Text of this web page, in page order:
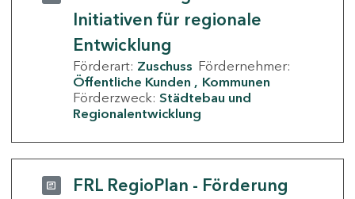
Initiativen für regionale
Entwicklung
Förderart: Zuschuss Fördernehmer:
Öffentliche Kunden
Kommunen
Förderzweck: Städtebau und
Regionalentwicklung
FRL RegioPlan - Förderung